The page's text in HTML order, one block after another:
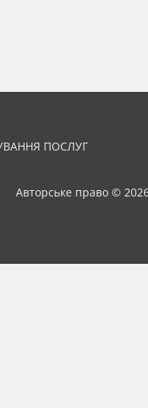
ПОСЛУГ
Авторське право ©